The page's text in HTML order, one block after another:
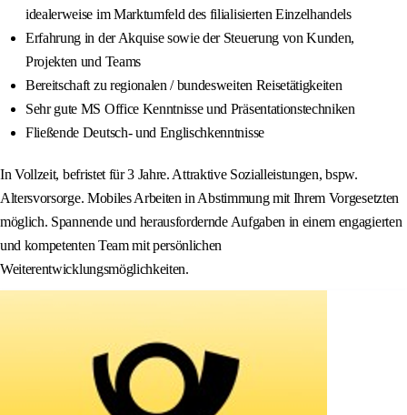
idealerweise im Marktumfeld des filialisierten Einzelhandels
Erfahrung in der Akquise sowie der Steuerung von Kunden,
Projekten und Teams
Bereitschaft zu regionalen / bundesweiten Reisetätigkeiten
Sehr gute MS Office Kenntnisse und Präsentationstechniken
Fließende Deutsch- und Englischkenntnisse
In Vollzeit, befristet für 3 Jahre. Attraktive Sozialleistungen, bspw.
Altersvorsorge. Mobiles Arbeiten in Abstimmung mit Ihrem Vorgesetzten
möglich. Spannende und herausfordernde Aufgaben in einem engagierten
und kompetenten Team mit persönlichen
Weiterentwicklungsmöglichkeiten.